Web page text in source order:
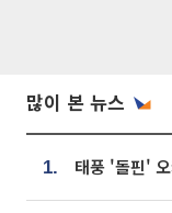
많이 본 뉴스
1.